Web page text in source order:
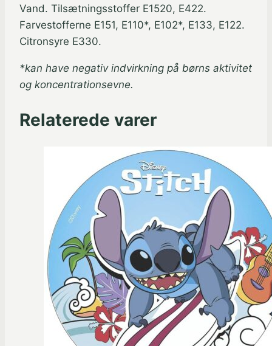
Vand. Tilsætningsstoffer E1520, E422.
Farvestofferne E151, E110*, E102*, E133, E122.
Citronsyre E330.
*kan have negativ indvirkning på børns aktivitet
og koncentrationsevne.
Relaterede varer